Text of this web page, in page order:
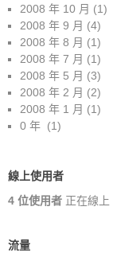
2008 年 10 月 (1)
2008 年 9 月 (4)
2008 年 8 月 (1)
2008 年 7 月 (1)
2008 年 5 月 (3)
2008 年 2 月 (2)
2008 年 1 月 (1)
0 年 (1)
線上使用者
4 位使用者 正在線上
流量